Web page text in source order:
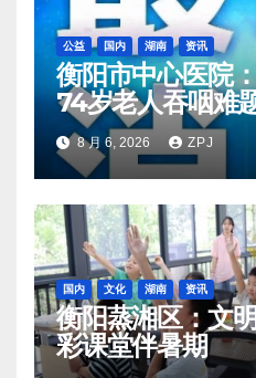
公益 国内 湖南 资讯
衡阳市中心医院
74岁老人吞咽难
8 月 6, 2026 ZPJ
国内 文化 湖南 资讯
衡阳蒸湘区：文
彩课堂伴暑期